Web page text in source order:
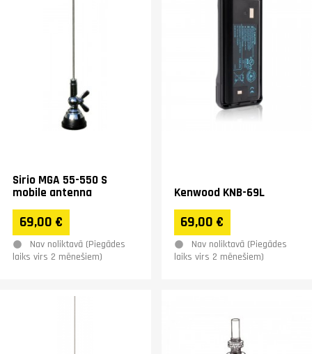
Sirio MGA 55-550 S
mobile antenna
69,00 €
Nav noliktavā (Piegādes
laiks virs 2 mēnešiem)
Kenwood KNB-69L
69,00 €
Nav noliktavā (Piegādes
laiks virs 2 mēnešiem)